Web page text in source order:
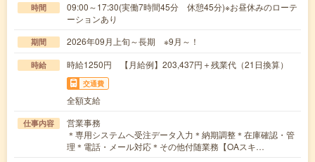
時間
09:00～17:30(実働7時間45分 休憩45分)※お昼休みのローテ
ーションあり
期間 2026年09月上旬～長期 ※9月～！
時給 時給1250円 【月給例】203,437円＋残業代（21日換算）
交通費
全額支給
仕事内容
営業事務
＊専用システムへ受注データ入力＊納期調整＊在庫確認・管
理＊電話・メール対応＊その他付随業務【OAスキ…